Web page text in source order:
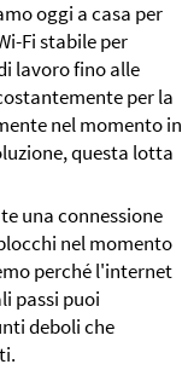
oggi a casa per
Fi stabile per
lavoro fino alle
per la
nel momento in
questa lotta
una connessione
nel momento
perché l'internet
passi puoi
deboli che